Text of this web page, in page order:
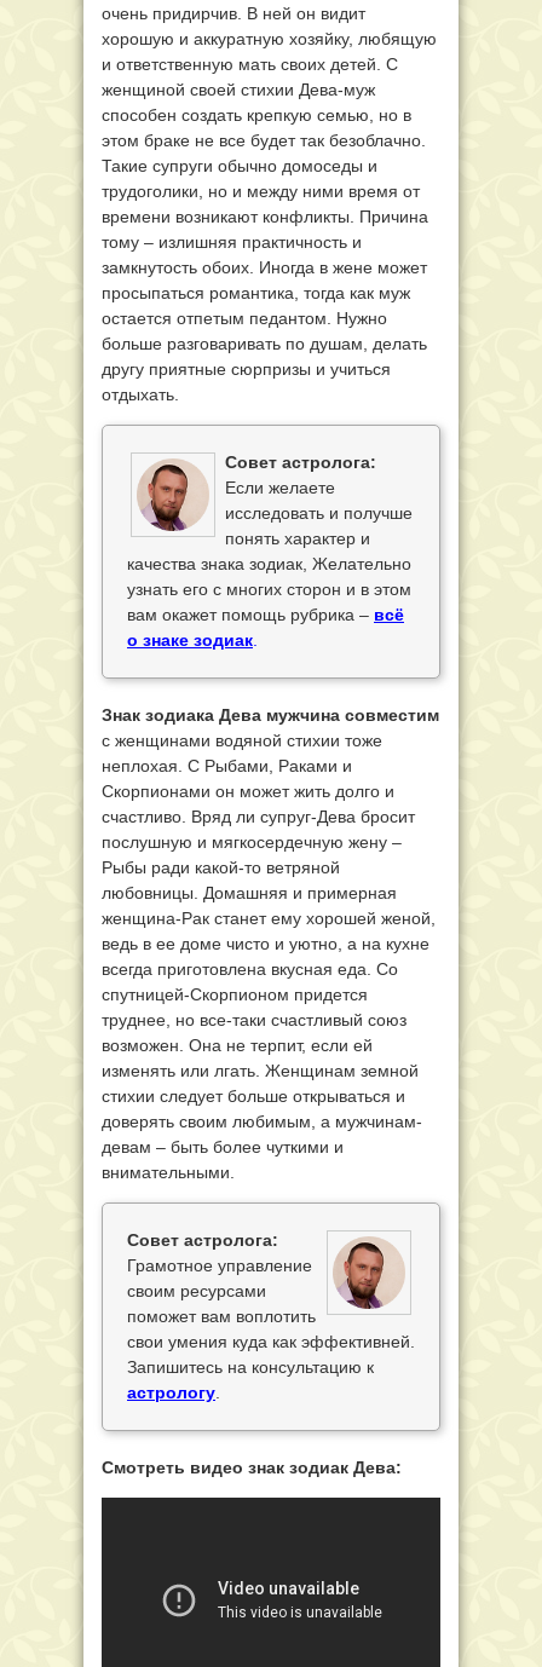
очень придирчив. В ней он видит
хорошую и аккуратную хозяйку, любящую
и ответственную мать своих детей. С
женщиной своей стихии Дева-муж
способен создать крепкую семью, но в
этом браке не все будет так безоблачно.
Такие супруги обычно домоседы и
трудоголики, но и между ними время от
времени возникают конфликты. Причина
тому – излишняя практичность и
замкнутость обоих. Иногда в жене может
просыпаться романтика, тогда как муж
остается отпетым педантом. Нужно
больше разговаривать по душам, делать
другу приятные сюрпризы и учиться
отдыхать.
Совет астролога:
Если желаете
исследовать и получше
понять характер и
качества знака зодиак, Желательно
узнать его с многих сторон и в этом
вам окажет помощь рубрика – всё
о знаке зодиак
Знак зодиака Дева мужчина совместим
с женщинами водяной стихии тоже
неплохая. С Рыбами, Раками и
Скорпионами он может жить долго и
счастливо. Вряд ли супруг-Дева бросит
послушную и мягкосердечную жену –
Рыбы ради какой-то ветряной
любовницы. Домашняя и примерная
женщина-Рак станет ему хорошей женой,
ведь в ее доме чисто и уютно, а на кухне
всегда приготовлена вкусная еда. Со
спутницей-Скорпионом придется
труднее, но все-таки счастливый союз
возможен. Она не терпит, если ей
изменять или лгать. Женщинам земной
стихии следует больше открываться и
доверять своим любимым, а мужчинам-
девам – быть более чуткими и
внимательными.
Совет астролога:
Грамотное управление
своим ресурсами
поможет вам воплотить
свои умения куда как эффективней.
Запишитесь на консультацию к
астрологу
Смотреть видео знак зодиак Дева: